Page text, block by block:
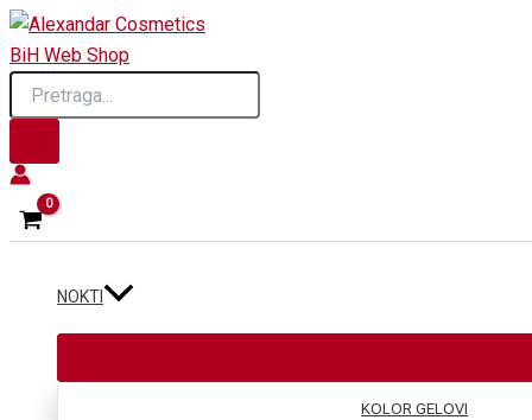
Skip
to
content
Products
search
NOKTI
KOLOR GELOVI